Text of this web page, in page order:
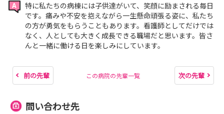
特に私たちの病棟には子供達がいて、笑顔に励まされる毎日
です。痛みや不安を抱えながら一生懸命頑張る姿に、私たち
の方が勇気をもらうこともあります。看護師としてだけでは
なく、人としても大きく成長できる職場だと思います。皆さ
んと一緒に働ける日を楽しみにしています。
前の先輩 この病院の先輩一覧 次の先輩
問い合わせ先